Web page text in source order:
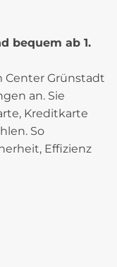
bequem ab 1.
Center Grünstadt
an. Sie
Kreditkarte
So
Effizienz